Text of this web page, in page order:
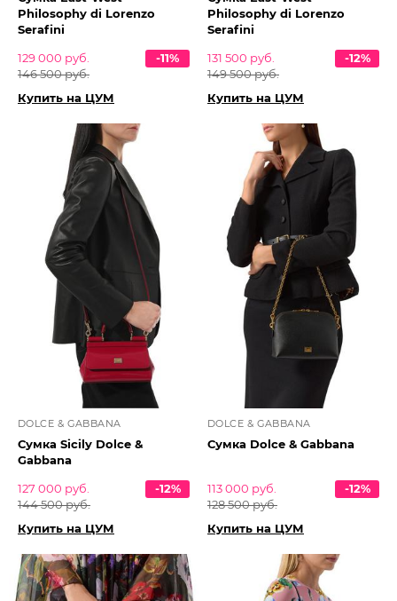
Philosophy di Lorenzo
Serafini
129 000 руб.
146 500 руб.
-11%
Купить на ЦУМ
Philosophy di Lorenzo
Serafini
131 500 руб.
149 500 руб.
-12%
Купить на ЦУМ
DOLCE & GABBANA
Сумка Sicily Dolce &
Gabbana
127 000 руб.
144 500 руб.
-12%
Купить на ЦУМ
DOLCE & GABBANA
Сумка Dolce & Gabbana
113 000 руб.
128 500 руб.
-12%
Купить на ЦУМ